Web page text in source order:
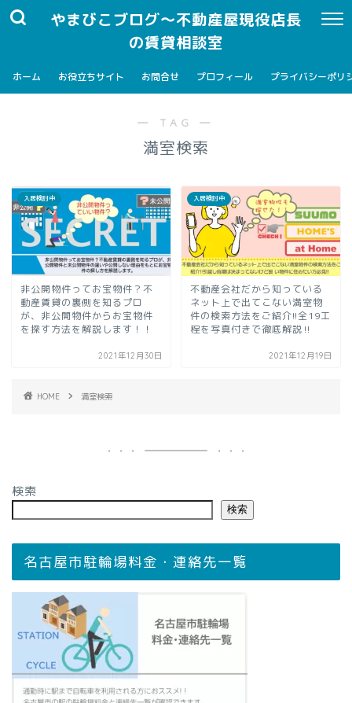
やまびこブログ～不動産屋現役店長
の賃貸相談室
ホーム お役立ちサイト お問合せ プロフィール プライバシーポリ
― TAG ―
満室検索
入居検討中
非公開物件ってお宝物件？不
動産賃貸の裏側を知るプロ
が、非公開物件からお宝物件
を探す方法を解説します！！
2021年12月30日
入居検討中
不動産会社だから知っている
ネット上で出てこない満室物
件の検索方法をご紹介!!︎全19工
程を写真付きで徹底解説‼︎
2021年12月19日
HOME 満室検索
検索
検索
名古屋市駐輪場料金・連絡先一覧